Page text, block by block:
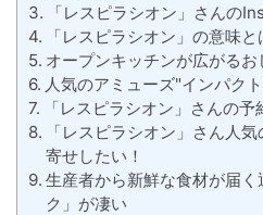
「レスピラシオン」さんの
「レスピラシオン」の意味と
オープンキッチンが広がるお
人気のアミューズ"インパク
「レスピラシオン」さんの予
「レスピラシオン」さん人
寄せしたい！
生産者から新鮮な食材が届く
ク」が凄い